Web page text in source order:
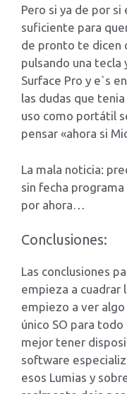
Pero si ya de por
suficiente para
de pronto te dicen
pulsando una tecla
Surface Pro y e`s
las dudas que
uso como portátil
pensar «ahora si
La mala noticia:
sin fecha programa
por ahora…
Conclusiones:
Las conclusiones
empieza a cuadrar
empiezo a ver
único SO para
mejor tener
software
esos Lumias y